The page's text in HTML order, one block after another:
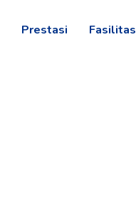
Prestasi Fasilitas